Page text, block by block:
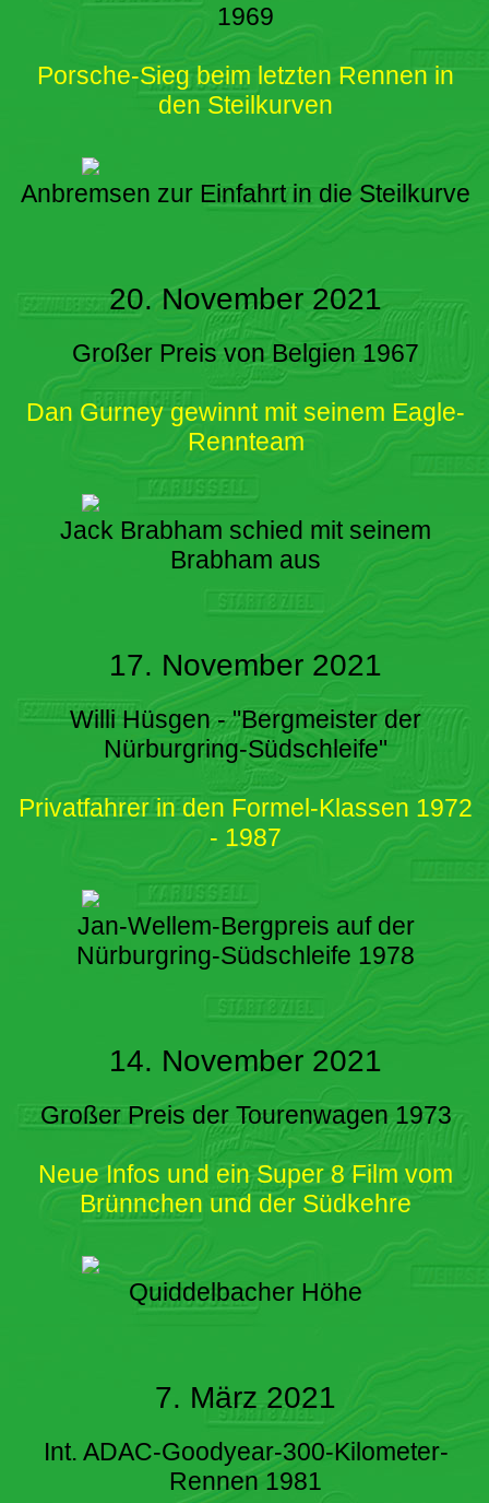
1969
Porsche-Sieg beim letzten Rennen in
den Steilkurven
Anbremsen zur Einfahrt in die Steilkurve
20. November 2021
Großer Preis von Belgien 1967
Dan Gurney gewinnt mit seinem Eagle-
Rennteam
Jack Brabham schied mit seinem
Brabham aus
17. November 2021
Willi Hüsgen - "Bergmeister der
Nürburgring-Südschleife"
Privatfahrer in den Formel-Klassen 1972
- 1987
Jan-Wellem-Bergpreis auf der
Nürburgring-Südschleife 1978
14. November 2021
Großer Preis der Tourenwagen 1973
Neue Infos und ein Super 8 Film vom
Brünnchen und der Südkehre
Quiddelbacher Höhe
7. März 2021
Int. ADAC-Goodyear-300-Kilometer-
Rennen 1981